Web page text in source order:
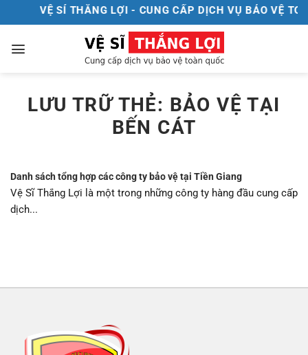
đến
nội
VỆ SÍ THẮNG LỢI - CUNG CẤP DỊCH VỤ BẢO VỆ
LƯU TRỮ THẺ: BẢO VỆ TẠI
BẾN CÁT
Danh sách tổng hợp các công ty bảo vệ tại Tiền Giang
Vệ Sĩ Thắng Lợi là một trong những công ty hàng đầu cung cấp
dịch...